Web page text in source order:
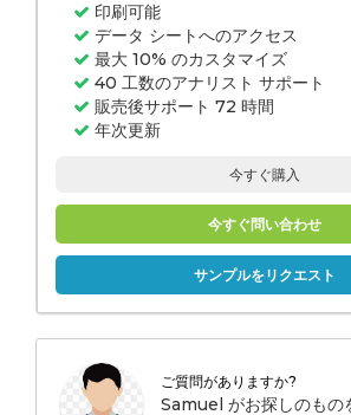
印刷可能
データ シートへのアクセス
最大 10% のカスタマイズ
40 工数のアナリスト サポート
販売後サポート 72 時間
年次更新
今すぐ購入
今すぐ問い合わせ
サンプルをリクエスト
ご質問がありますか?
Samuel がお探しのもの